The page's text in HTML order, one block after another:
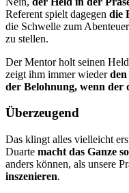
Referent spielt dagegen die
die Schwelle zum
zu stellen.
Der Mentor holt seinen
zeigt ihm immer wieder
der Beloh­nung, wenn der
Überzeugend
Das klingt alles vielleicht
Duarte macht das Ganze
an­ders können, als unsere
insze­nieren.